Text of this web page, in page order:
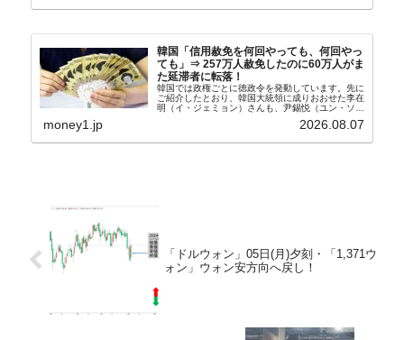
韓国「信用赦免を何回やっても、何回やっ
ても」⇒ 257万人赦免したのに60万人がま
た延滞者に転落！
韓国では政権ごとに徳政令を発動しています。先に
ご紹介したとおり、韓国大統領に成りおおせた李在
明（イ・ジェミョン）さんも、尹錫悦（ユン・ソギ
バンクにして不良債権の買い取りを行い、分割償還
money1.jp 2026.08.07
「ドルウォン」05日(月)夕刻・「1,371ウ
ォン」ウォン安方向へ戻し！